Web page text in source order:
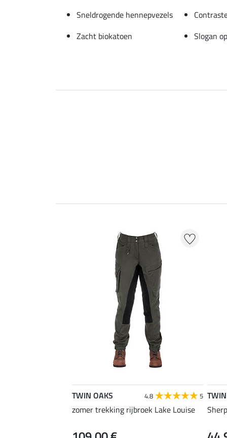
Sneldrogende hennepvezels
Zacht biokatoen
Slogan
TWIN OAKS 4.8 5
zomer trekking rijbroek Lake Louise